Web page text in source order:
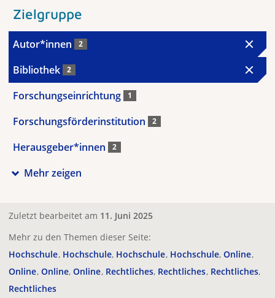
Zielgruppe
Autor*innen 2
Bibliothek 2
Forschungseinrichtung 1
Forschungsförderinstitution 2
Herausgeber*innen 2
Mehr zeigen
Zuletzt bearbeitet am 11. Juni 2025
Mehr zu den Themen dieser Seite:
Hochschule Hochschule Hochschule Hochschule Online
Online Online Online Rechtliches Rechtliches Rechtliches
Rechtliches